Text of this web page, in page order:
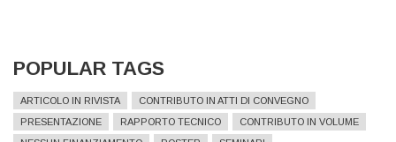
POPULAR TAGS
ARTICOLO IN RIVISTA
CONTRIBUTO IN ATTI DI CONVEGNO
PRESENTAZIONE
RAPPORTO TECNICO
CONTRIBUTO IN VOLUME